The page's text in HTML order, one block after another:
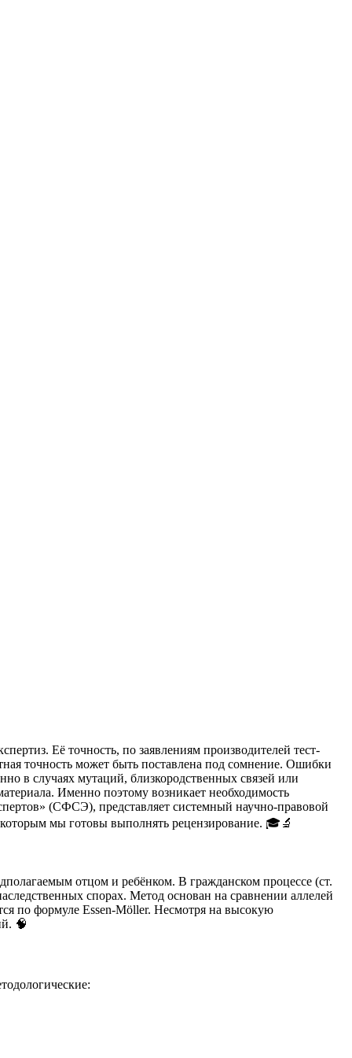
Её точность, по заявлениям производителей тест-
точность может быть поставлена под сомнение. Ошибки
в случаях мутаций, близкородственных связей или
Именно поэтому возникает необходимость
(СФСЭ), представляет системный научно-правовой
мы готовы выполнять рецензирование. 🎓🔬
отцом и ребёнком. В гражданском процессе (ст.
спорах. Метод основан на сравнении аллелей
по формуле Essen-Möller. Несмотря на высокую
🧠